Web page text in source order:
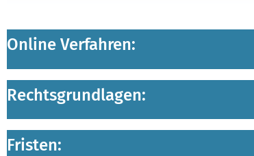
Online Verfahren:
Rechtsgrundlagen:
Fristen: